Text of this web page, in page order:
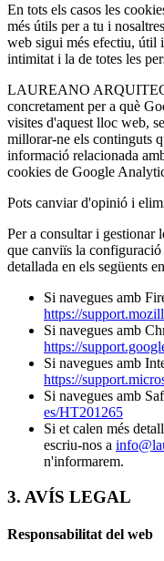
En tots els casos les
més útils per a tu i
web sigui més efectiu, útil
intimitat i la de totes les
LAUREANO
concretament per a què
visites d'aquest lloc web,
millorar-ne els continguts
informació relacionada
cookies de Google
Pots canviar d'opinió i
Per a consultar i gestionar
que canviïs la
detallada en els següents
Si navegues amb
https://
Si navegues amb
https://
Si navegues amb
https://
Si navegues amb
es/HT201265
Si et calen més
escriu-nos a
n'informarem.
3. AVÍS LEGAL
Responsabilitat del web